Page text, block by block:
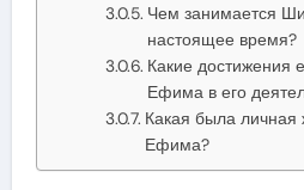
Чем занимается
настоящее время?
Какие достижения
Ефима в его
Какая была
Ефима?